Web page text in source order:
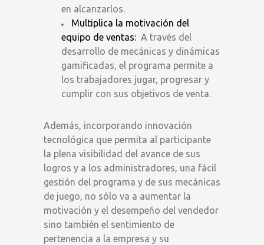
en alcanzarlos.
Multiplica la motivación del
equipo de ventas: A través del
desarrollo de mecánicas y dinámicas
gamificadas, el programa permite a
los trabajadores jugar, progresar y
cumplir con sus objetivos de venta.
Además, incorporando innovación
tecnológica que permita al participante
la plena visibilidad del avance de sus
logros y a los administradores, una fácil
gestión del programa y de sus mecánicas
de juego, no sólo va a aumentar la
motivación y el desempeño del vendedor
sino también el sentimiento de
pertenencia a la empresa y su